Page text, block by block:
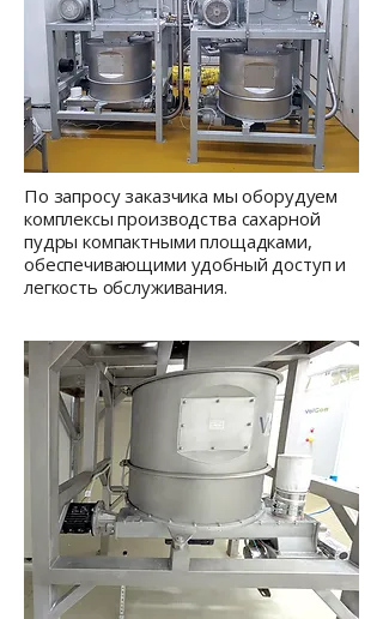
По запросу заказчика мы оборудуем
комплексы производства сахарной
пудры компактными площадками,
обеспечивающими удобный доступ и
легкость обслуживания.